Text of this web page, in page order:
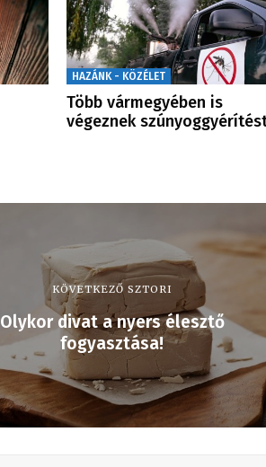
HAZÁNK - KÖZÉLET
Több vármegyében is
végeznek
KÖVETKEZŐ SZTORI
Olykor divat a nyers élesztő
fogyasztása!